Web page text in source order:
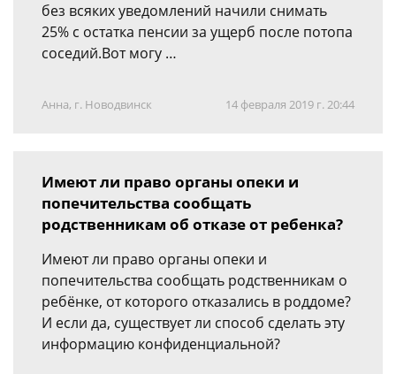
без всяких уведомлений начили снимать
25% с остатка пенсии за ущерб после потопа
соседий.Вот могу …
Анна, г. Новодвинск 14 февраля 2019 г. 20:44
Имеют ли право органы опеки и
попечительства сообщать
родственникам об отказе от ребенка?
Имеют ли право органы опеки и
попечительства сообщать родственникам о
ребёнке, от которого отказались в роддоме?
И если да, существует ли способ сделать эту
информацию конфиденциальной?